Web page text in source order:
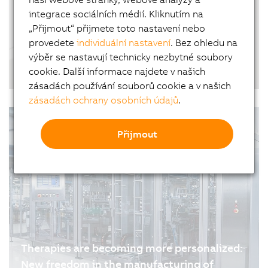
why software plays a far greater role in…
From offset to inkjet: printing on coated
paper in industrial production
01.07.2026 | 5m
Therapies are becoming more personalized:
New freedom in the manufacturing of
integrace sociálních médií. Kliknutím na
„Přijmout“ přijmete toto nastavení nebo
provedeteindividuální nastavení. Bez ohledu na
výběr se nastavují technicky nezbytné soubory
cookie. Další informace najdete v našich
zásadách používání souborů cookie a v našich
zásadách ochrany osobních údajů.
Přijmout